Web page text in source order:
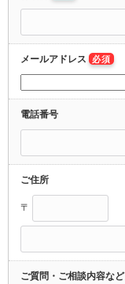
メールアドレス 必須
電話番号
ご住所
〒
ご質問・ご相談内容など